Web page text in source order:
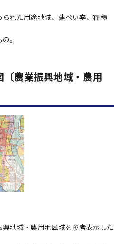
れた用途地域、建ぺい率、容積
。
農業振興地域・農用
地域・農用地区域を参考表示した